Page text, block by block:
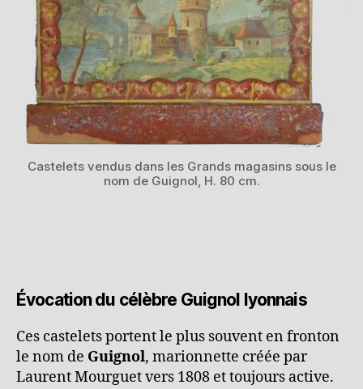
Castelets vendus dans les Grands magasins sous le
nom de Guignol, H. 80 cm.
Évocation du célèbre Guignol lyonnais
Ces castelets portent le plus souvent en fronton
le nom de Guignol, marionnette créée par
Laurent Mourguet vers 1808 et toujours active.